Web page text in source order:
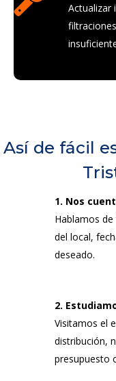
Actualizar
Así de fácil
1. Nos
Hablamos
del local,
deseado.
2.
Visitamos el
distribución,
presupuesto